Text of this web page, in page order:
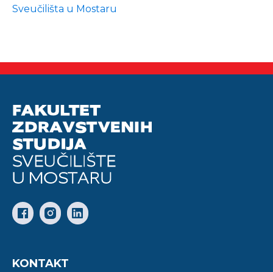
Sveučilišta u Mostaru
KONTAKT